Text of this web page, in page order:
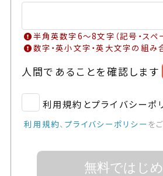
半角英数字6～8文字（記号・スペ
数字・英小文字・英大文字の組み
人間であることを確認します
利用規約とプライバシーポ
利用規約、 プライバシーポリシー を
無料ではじ